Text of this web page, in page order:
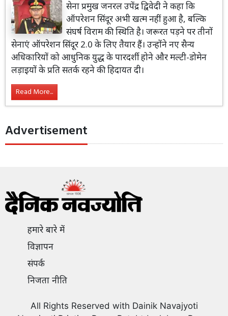
सेना प्रमुख जनरल उपेंद्र द्विवेदी ने कहा कि
ऑपरेशन सिंदूर अभी खत्म नहीं हुआ है, बल्कि
संघर्ष विराम की स्थिति है। जरूरत पड़ने पर तीनों
सेनाएं ऑपरेशन सिंदूर 2.0 के लिए तैयार हैं। उन्होंने नए सैन्य
अधिकारियों को आधुनिक युद्ध के पारदर्शी होने और मल्टी-डोमेन
लड़ाइयों के प्रति सतर्क रहने की हिदायत दी।
Read More...
Advertisement
हमारे बारे में
विज्ञापन
संपर्क
निजता नीति
All Rights Reserved with Dainik Navajyoti